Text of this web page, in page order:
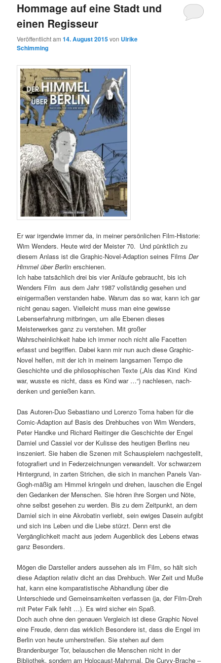
Hommage auf eine Stadt und
einen Regisseur
Veröffentlicht am14. August 2015von Ulrike
Schimming
Er war irgendwie immer da, in meiner persönlichen Film-Historie:
Wim Wenders. Heute wird der Meister 70. Und pünktlich zu
diesem Anlass ist die Graphic-Novel-Adaption seines FilmsDer
Himmel über Berlinerschienen.
Ich habe tatsächlich drei bis vier Anläufe gebraucht, bis ich
Wenders Film aus dem Jahr 1987 vollständig gesehen und
einigermaßen verstanden habe. Warum das so war, kann ich gar
nicht genau sagen. Vielleicht muss man eine gewisse
Lebenserfahrung mitbringen, um alle Ebenen dieses
Meisterwerkes ganz zu verstehen. Mit großer
Wahrscheinlichkeit habe ich immer noch nicht alle Facetten
erfasst und begriffen. Dabei kann mir nun auch diese Graphic-
Novel helfen, mit der ich in meinem langsamen Tempo die
Geschichte und die philosophischen Texte („Als das Kind Kind
war, wusste es nicht, dass es Kind war …“) nachlesen, nach-
denken und genießen kann.
Das Autoren-Duo Sebastiano und Lorenzo Toma haben für die
Comic-Adaption auf Basis des Drehbuches von Wim Wenders,
Peter Handke und Richard Reitinger die Geschichte der Engel
Damiel und Cassiel vor der Kulisse des heutigen Berlins neu
inszeniert. Sie haben die Szenen mit Schauspielern nachgestellt,
fotografiert und in Federzeichnungen verwandelt. Vor schwarzem
Hintergrund, in zarten Strichen, die sich in manchen Panels Van-
Gogh-mäßig am Himmel kringeln und drehen, lauschen die Engel
den Gedanken der Menschen. Sie hören ihre Sorgen und Nöte,
ohne selbst gesehen zu werden. Bis zu dem Zeitpunkt, an dem
Damiel sich in eine Akrobatin verliebt, sein ewiges Dasein aufgibt
und sich ins Leben und die Liebe stürzt. Denn erst die
Vergänglichkeit macht aus jedem Augenblick des Lebens etwas
ganz Besonders.
Mögen die Darsteller anders aussehen als im Film, so hält sich
diese Adaption relativ dicht an das Drehbuch. Wer Zeit und Muße
hat, kann eine komparatistische Abhandlung über die
Unterschiede und Gemeinsamkeiten verfassen (ja, der Film-Dreh
mit Peter Falk fehlt …). Es wird sicher ein Spaß.
Doch auch ohne den genauen Vergleich ist diese Graphic Novel
eine Freude, denn das wirklich Besondere ist, dass die Engel im
Berlin von heute umherstreifen. Sie stehen auf dem
Brandenburger Tor, belauschen die Menschen nicht in der
Bibliothek, sondern am Holocaust-Mahnmal. Die Curvy-Brache –